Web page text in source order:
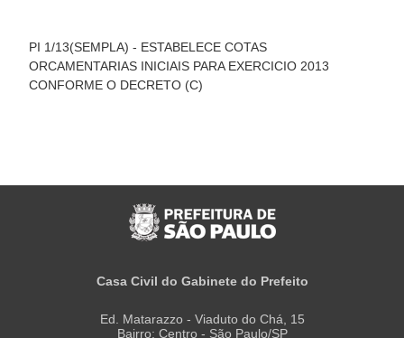
PI 1/13(SEMPLA) - ESTABELECE COTAS
ORCAMENTARIAS INICIAIS PARA EXERCICIO 2013
CONFORME O DECRETO (C)
Casa Civil do Gabinete do Prefeito
Ed. Matarazzo - Viaduto do Chá, 15
Bairro: Centro - São Paulo/SP